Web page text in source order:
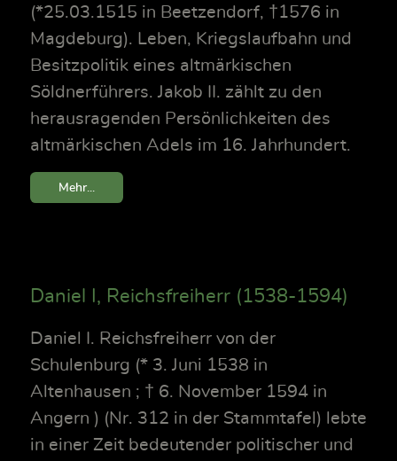
(*25.03.1515 in Beetzendorf, †1576 in
Magdeburg). Leben, Kriegslaufbahn und
Besitzpolitik eines altmärkischen
Söldnerführers. Jakob II. zählt zu den
herausragenden Persönlichkeiten des
altmärkischen Adels im 16. Jahrhundert.
Mehr...
Daniel I, Reichsfreiherr (1538-1594)
Daniel I. Reichsfreiherr von der
Schulenburg (* 3. Juni 1538 in
Altenhausen ; † 6. November 1594 in
Angern ) (Nr. 312 in der Stammtafel) lebte
in einer Zeit bedeutender politischer und